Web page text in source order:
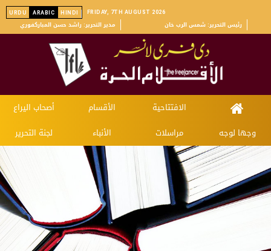
URDU ARABIC HINDI FRIDAY, 7TH AUGUST 2026
مدیر التحریر: راشد حسن المباركفوري رئیس التحریر: شمس الرب خان
الافتتاحية الأقسام
أصحاب اليراع
وجها لوجه
مراسلات الأنباء لجنة التحرير